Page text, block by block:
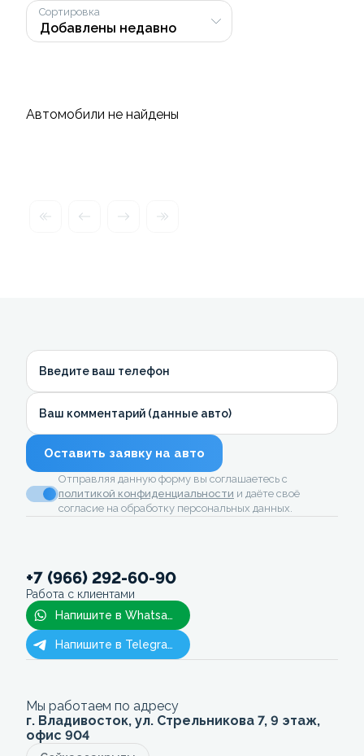
Сортировка
Автомобили не найдены
Введите ваш телефон
Ваш комментарий (данные авто)
Оставить заявку на авто
Отправляя данную форму вы соглашаетесь с
политикой конфиденциальности и даёте своё
согласие на обработку персональных данных.
+7 (966) 292-60-90
Работа с клиентами
Напишите в Whatsapp
Напишите в Telegram
Мы работаем по адресу
г. Владивосток, ул. Стрельникова 7, 9 этаж,
офис 904